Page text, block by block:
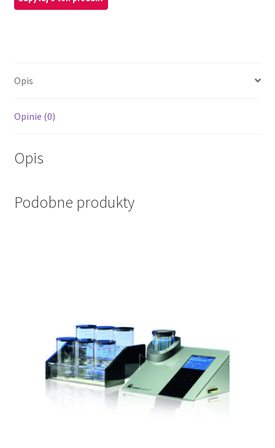
Opis
Opinie (0)
Opis
Podobne produkty